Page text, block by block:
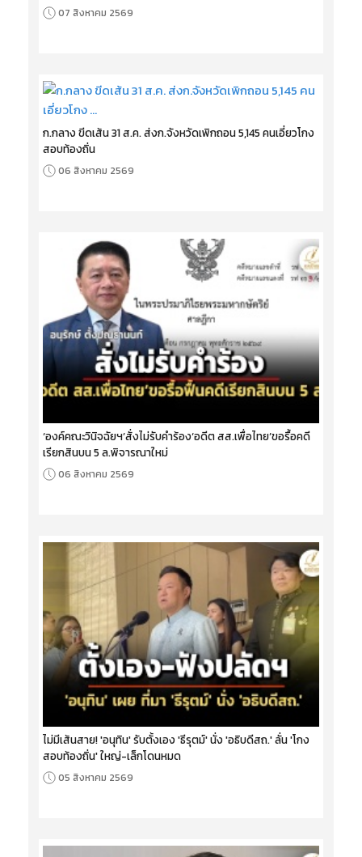
07 สิงหาคม 2569
ก.กลาง ขีดเส้น 31 ส.ค. ส่งก.จังหวัดเพิกถอน 5,145 คนเอี่ยวโกง
สอบท้องถิ่น
06 สิงหาคม 2569
‘องค์คณะวินิจฉัยฯ’สั่งไม่รับคำร้อง‘อดีต สส.เพื่อไทย’ขอรื้อคดี
เรียกสินบน 5 ล.พิจารณาใหม่
06 สิงหาคม 2569
ไม่มีเส้นสาย! 'อนุทิน' รับตั้งเอง 'ธีรุตม์' นั่ง 'อธิบดีสถ.' ลั่น 'โกง
สอบท้องถิ่น' ใหญ่-เล็กโดนหมด
05 สิงหาคม 2569